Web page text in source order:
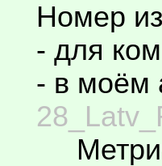
Номер
- для
- в моём